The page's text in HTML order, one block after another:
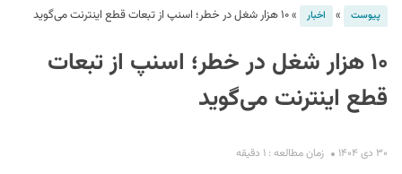
پیوست » اخبار »۱۰ هزار شغل در خطر؛ اسنپ از تبعات قطع اینترنت می‌گوید
۱۰ هزار شغل در خطر؛ اسنپ از تبعات
قطع اینترنت می‌گوید
۳۰ دی ۱۴۰۴ زمان مطالعه : ۱ دقیقه